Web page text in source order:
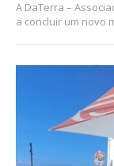
A DaTerra –
a concluir um novo